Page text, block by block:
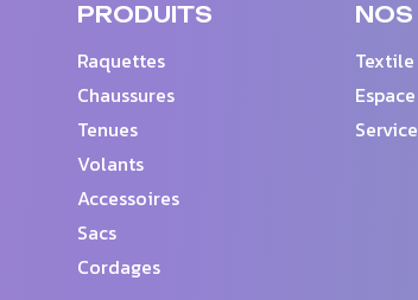
PRODUITS
Raquettes
Chaussures
Tenues
Volants
Accessoires
Sacs
Cordages
NOS